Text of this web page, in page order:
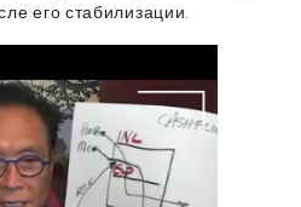
его стабилизации.